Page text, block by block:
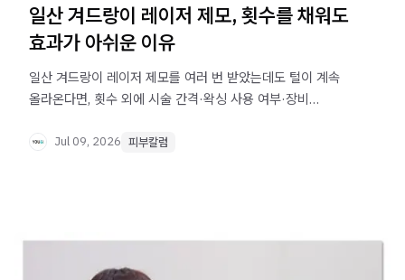
일산 겨드랑이 레이저 제모, 횟수를 채워도
효과가 아쉬운 이유
일산 겨드랑이 레이저 제모를 여러 번 받았는데도 털이 계속
올라온다면, 횟수 외에 시술 간격·왁싱 사용 여부·장비
자세히 설명합니다.
Jul 09, 2026 피부칼럼